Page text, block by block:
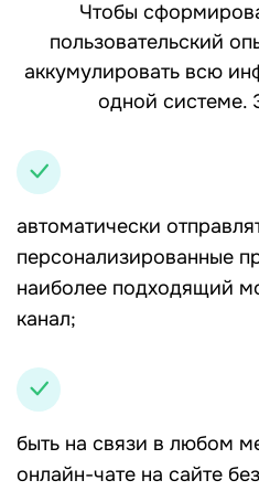
Чтобы
пользовательский
аккумулировать всю
одной системе.
автоматически
персонализированные
наиболее подходящий
канал;
быть на связи в любом
онлайн-чате на сайте